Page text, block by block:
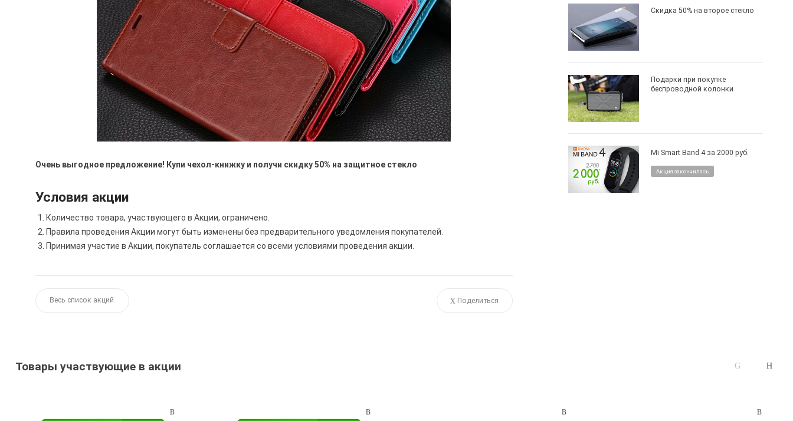
Очень выгодное предложение! Купи чехол-книжку и получи скидку 50% на защитное стекло
Условия акции
Количество товара, участвующего в Акции, ограничено.
Правила проведения Акции могут быть изменены без предварительного уведомления покупателей.
Принимая участие в Акции, покупатель соглашается со всеми условиями проведения акции.
Весь список акций Поделиться
Скидка 50% на второе стекло
Подарки при покупке
беспроводной колонки
Mi Smart Band 4 за 2000 руб.
Акция закончилась
Товары участвующие в акции